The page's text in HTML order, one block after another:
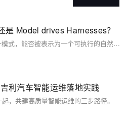
Model drives Harnesses？
智能体驾驭层这种可复用的设计模式，能否被表示为一个可执行的自然语言对象，将模型周围偶然的胶水转变为科学的表示对象。
利汽车智能运维落地实践
，共建高质量智能运维的三步路径。